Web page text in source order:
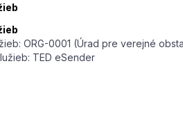
ORG-0001 (Úrad pre verejné
TED eSender